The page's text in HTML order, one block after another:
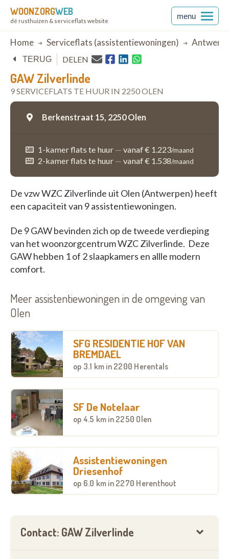
WOONZORGWEB
dé rusthuizen & serviceflats website
menu
Breadcrumb
Home Serviceflats (assistentiewoningen)
GAW Zilverlinde
9 SERVICEFLATS TE HUUR IN 2250 OLEN
TERUG DELEN
Berkenstraat 15, 2250 Olen
1-kamer flats te huur — vanaf € 1.223/maand
2-kamer flats te huur — vanaf € 1.538/maand
De vzw WZC Zilverlinde uit Olen (Antwerpen) heeft
een capaciteit van 9 assistentiewoningen.
De 9 GAW bevinden zich op de tweede verdieping
van het woonzorgcentrum WZC Zilverlinde. Deze
GAW hebben 1 of 2 slaapkamers en allle modern
comfort.
Meer assistentiewoningen in de omgeving van
Olen
SFG RESIDENTIE HOF VAN
BREMDAEL
op 3.1 km in 2200 Herentals
SF De Notelaar
op 4.5 km in 2250 Olen
Assistentiewoningen
Driesenhof
op 6.0 km in 2270 Herenthout
Contact: GAW Zilverlinde